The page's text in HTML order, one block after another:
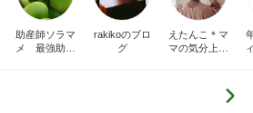
助産師ソラマ
メ 最強助産
rakikoのブロ
グ
えたんこ＊マ
マの気分上が